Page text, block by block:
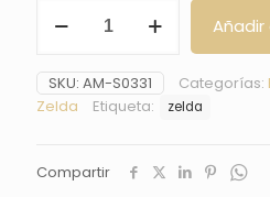
maestra
Zelda
del
juego
the
SKU: AM-S0331 Categorías:
Zelda
Etiqueta: zelda
Compartir